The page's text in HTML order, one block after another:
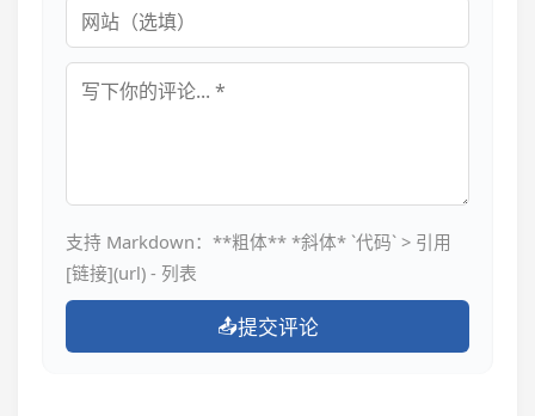
网站
评论内容
支持 Markdown：**粗体** *斜体* `代码` > 引用
[链接](url) - 列表
📤提交评论